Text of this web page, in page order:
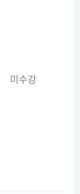
미수강